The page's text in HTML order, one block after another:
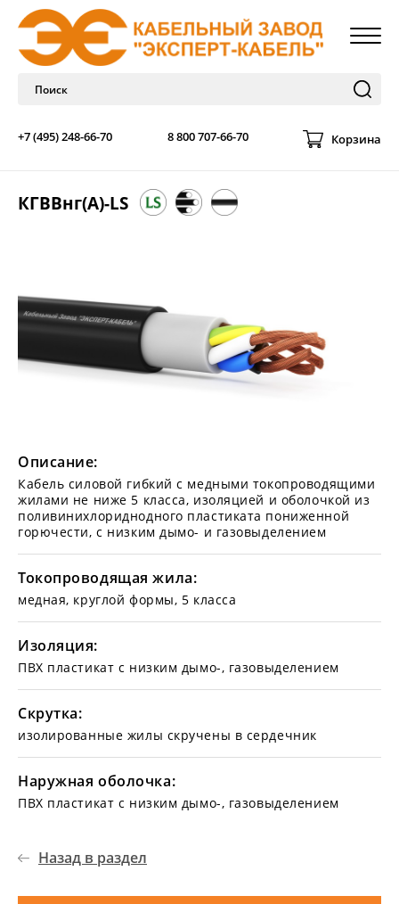
+7 (495) 248-66-70 8 800 707-66-70 Корзина
КГВВнг(А)-LS
Описание:
Кабель силовой гибкий с медными токопроводящими
жилами не ниже 5 класса, изоляцией и оболочкой из
поливинихлориднодного пластиката пониженной
горючести, с низким дымо- и газовыделением
Токопроводящая жила:
медная, круглой формы, 5 класса
Изоляция:
ПВХ пластикат с низким дымо-, газовыделением
Скрутка:
изолированные жилы скручены в сердечник
Наружная оболочка:
ПВХ пластикат с низким дымо-, газовыделением
Назад в раздел